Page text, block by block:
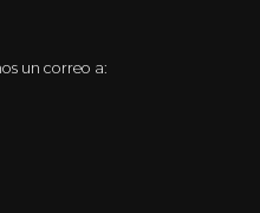
un correo a: